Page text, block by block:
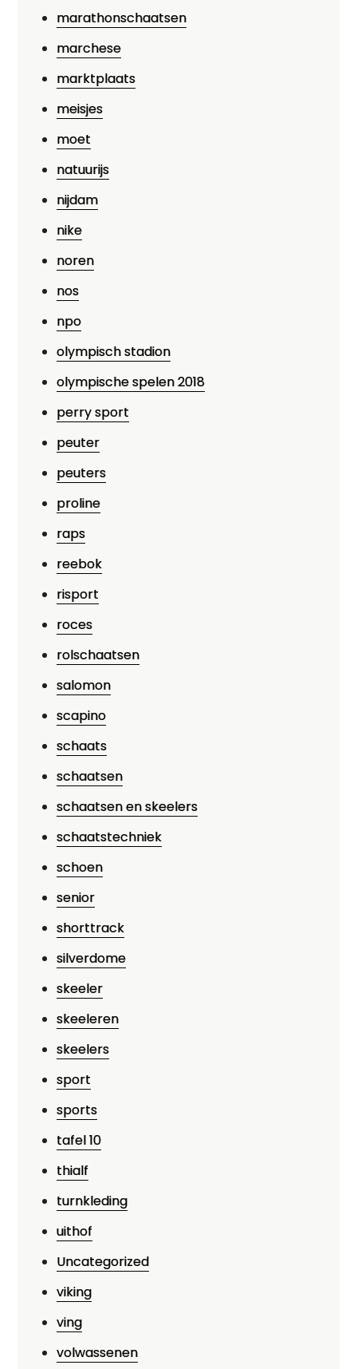
marathonschaatsen
marchese
marktplaats
meisjes
moet
natuurijs
nijdam
nike
noren
nos
npo
olympisch stadion
olympische spelen 2018
perry sport
peuter
peuters
proline
raps
reebok
risport
roces
rolschaatsen
salomon
scapino
schaats
schaatsen
schaatsen en skeelers
schaatstechniek
schoen
senior
shorttrack
silverdome
skeeler
skeeleren
skeelers
sport
sports
tafel 10
thialf
turnkleding
uithof
Uncategorized
viking
ving
volwassenen